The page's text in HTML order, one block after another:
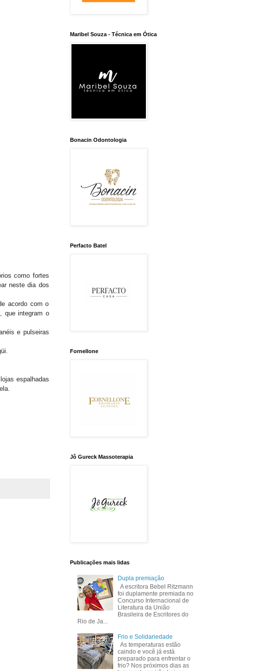
como fortes
neste dia dos
acordo com o
que integram o
e pulseiras
espalhadas
Maribel Souza - Técnica em Ótica
Bonacin Odontologia
Perfacto Batel
Fornellone
Jô Gureck Massoterapia
Publicações mais lidas
Dupla premiação
A escritora Bebel Ritzmann
foi duplamente premiada no
Concurso Internacional de
Literatura da União
Brasileira de Escritores do
Rio de Ja...
Frio e Solidariedade
As temperaturas estão
caindo e você já está
preparado para enfrentar o
frio? Nos próximos dias as